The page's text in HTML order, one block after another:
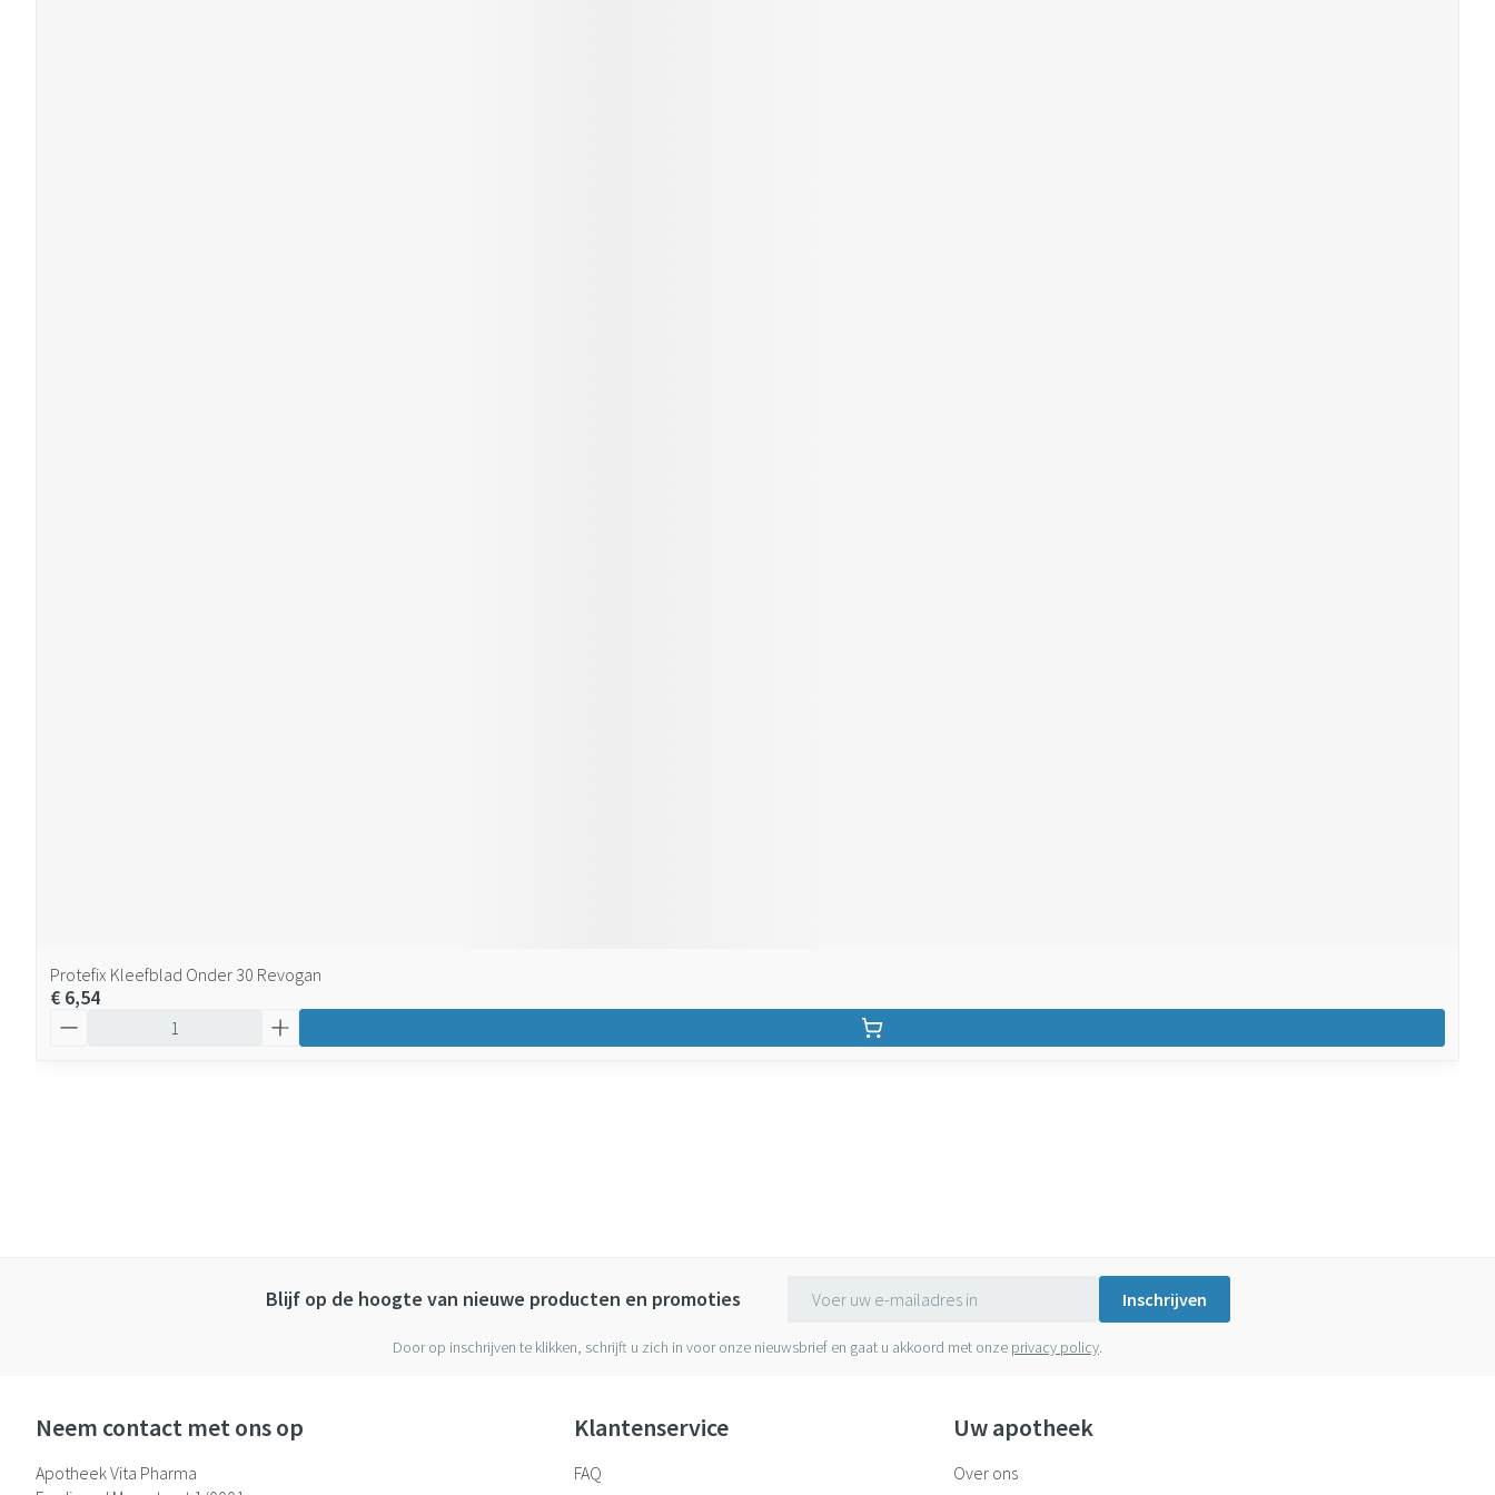
Protefix Kleefblad Onder 30 Revogan
€ 6,54
Blijf op de hoogte van nieuwe producten en promoties Inschrijven
Door op inschrijven te klikken, schrijft u zich in voor onze nieuwsbrief en gaat u akkoord met onze privacy policy.
Neem contact met ons op
Apotheek Vita Pharma
Klantenservice
FAQ
Uw apotheek
Over ons